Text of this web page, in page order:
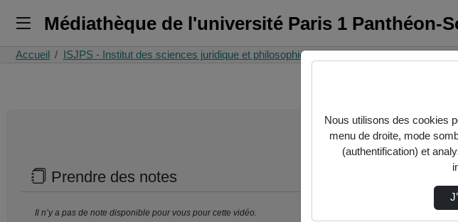
Médiathèque de l'université Paris 1 Panthéon-
Accueil ISJPS - Institut des sciences juridique et philosophique de la Sorbonne (UMR 8103)
Prendre des notes
Il n’y a pas de note disponible pour vous pour cette vidéo.
Nous utilisons des cookies
menu de droite, mode
(authentification) et